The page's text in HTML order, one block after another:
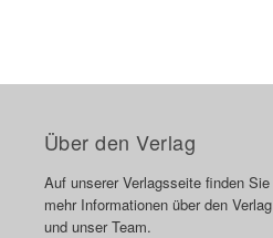
Über den Verlag
Auf unserer Verlagsseite finden Sie
mehr Informationen über den Verlag
und unser Team.